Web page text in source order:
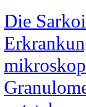
Die